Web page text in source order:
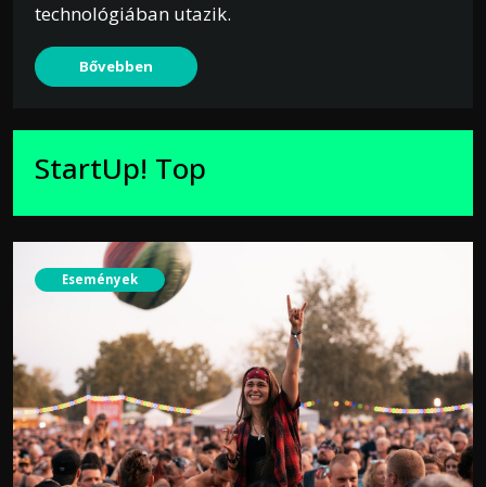
technológiában utazik.
Bővebben
StartUp! Top
Események